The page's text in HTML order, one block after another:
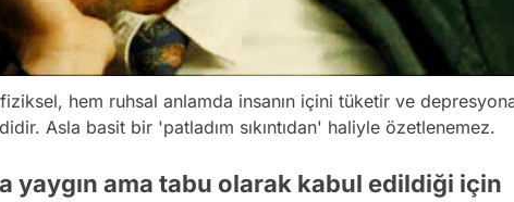
hem ruhsal anlamda insanın içini tüketir ve
Asla basit bir 'patladım sıkıntıdan' haliyle özetlenemez.
yaygın ama tabu olarak kabul edildiği için